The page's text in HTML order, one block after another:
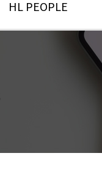
HL PEOPLE